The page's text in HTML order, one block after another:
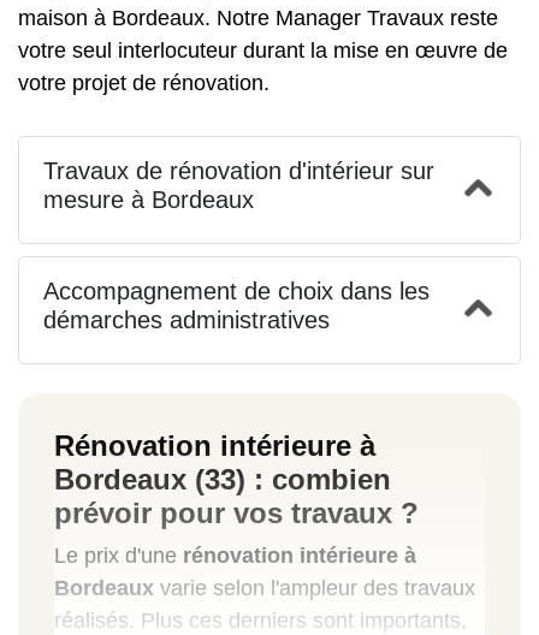
maison à Bordeaux. Notre Manager Travaux reste
votre seul interlocuteur durant la mise en œuvre de
votre projet de rénovation.
Travaux de rénovation d'intérieur sur
mesure à Bordeaux
Accompagnement de choix dans les
démarches administratives
Rénovation intérieure à
Bordeaux (33) : combien
prévoir pour vos travaux ?
Le prix d'une rénovation intérieure à
Bordeaux varie selon l'ampleur des travaux
réalisés. Plus ces derniers sont importants,